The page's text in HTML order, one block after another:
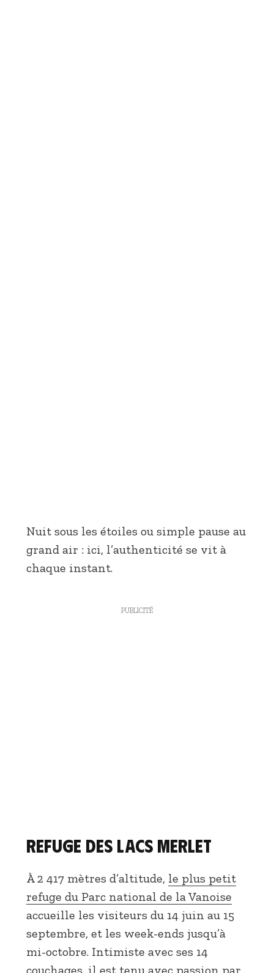
Nuit sous les étoiles ou simple pause au
grand air : ici, l’authenticité se vit à
chaque instant.
PUBLICITÉ
Refuge des Lacs Merlet
À 2 417 mètres d’altitude, le plus petit
refuge du Parc national de la Vanoise
accueille les visiteurs du 14 juin au 15
septembre, et les week-ends jusqu’à
mi-octobre. Intimiste avec ses 14
couchages, il est tenu avec passion par